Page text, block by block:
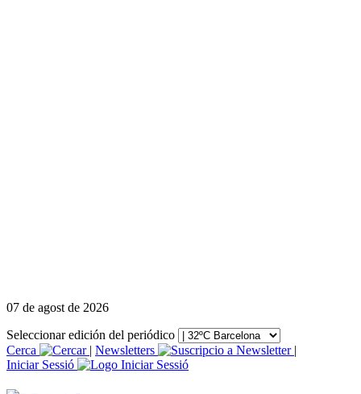
07 de agost de 2026
Seleccionar edición del periódico
Cerca
| Newsletters
|
Iniciar Sessió